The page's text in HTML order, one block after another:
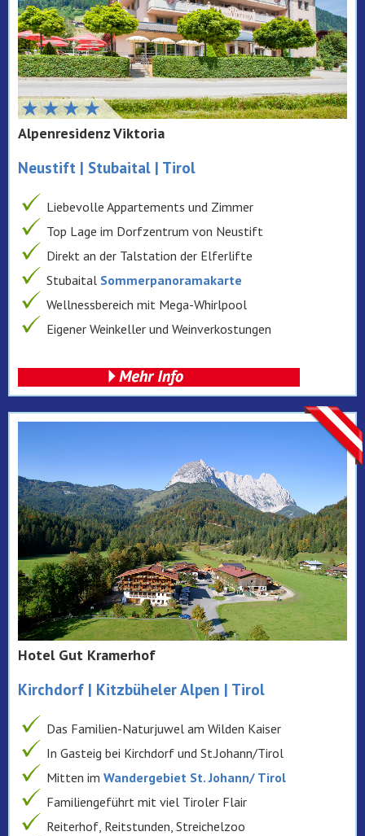
Alpenresidenz Viktoria
Neustift | Stubaital | Tirol
Liebevolle Appartements und Zimmer
Top Lage im Dorfzentrum von Neustift
Direkt an der Talstation der Elferlifte
Stubaital Sommerpanoramakarte
Wellnessbereich mit Mega-Whirlpool
Eigener Weinkeller und Weinverkostungen
Hotel Gut Kramerhof
Kirchdorf | Kitzbüheler Alpen | Tirol
Das Familien-Naturjuwel am Wilden Kaiser
In Gasteig bei Kirchdorf und St.Johann/Tirol
Mitten im Wandergebiet St. Johann/ Tirol
Familiengeführt mit viel Tiroler Flair
Reiterhof, Reitstunden, Streichelzoo